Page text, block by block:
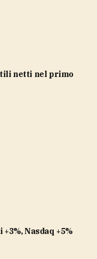
Nasdaq +5%